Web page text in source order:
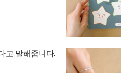
고 말해줍니다.